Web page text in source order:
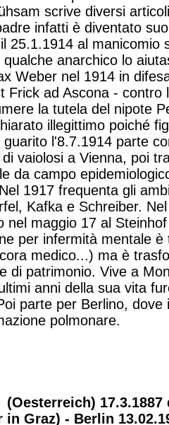
scrive diversi
infatti è diventato
25.1.1914 al manicomio
qualche anarchico lo
Weber nel 1914 in
Frick ad Ascona -
la tutela del nipote
illegittimo poiché
guarito l'8.7.1914 parte
di vaiolosi a Vienna, poi
da campo
1917 frequenta gli
Kafka e Schreiber.
nel maggio 17 al
per infermità mentale
medico...) ma è
di patrimonio. Vive a
anni della sua vita
parte per Berlino,
polmonare.
in Graz) - Berlin